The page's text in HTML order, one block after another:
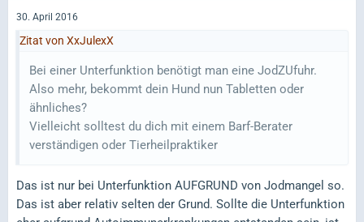
30. April 2016
Zitat von XxJulexX
Bei einer Unterfunktion benötigt man eine JodZUfuhr.
Also mehr, bekommt dein Hund nun Tabletten oder
ähnliches?
Vielleicht solltest du dich mit einem Barf-Berater
verständigen oder Tierheilpraktiker
Das ist nur bei Unterfunktion AUFGRUND von Jodmangel so.
Das ist aber relativ selten der Grund. Sollte die Unterfunktion